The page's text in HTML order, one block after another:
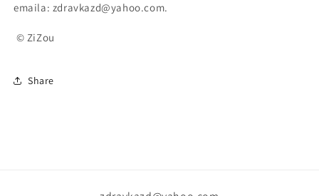
emaila: zdravkazd@yahoo.com.
© ZiZou
Share